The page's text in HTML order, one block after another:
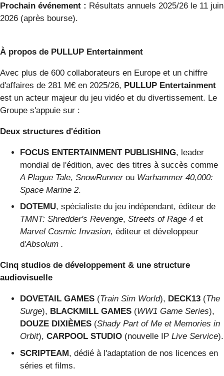
Prochain événement : Résultats annuels 2025/26 le 11 juin
2026 (après bourse).
À propos de PULLUP Entertainment
Avec plus de 600 collaborateurs en Europe et un chiffre
d'affaires de 281 M€ en 2025/26, PULLUP Entertainment
est un acteur majeur du jeu vidéo et du divertissement. Le
Groupe s'appuie sur :
Deux structures d'édition
FOCUS ENTERTAINMENT PUBLISHING, leader
mondial de l'édition, avec des titres à succès comme
A Plague Tale, SnowRunnerou Warhammer 40,000:
Space Marine 2.
DOTEMU, spécialiste du jeu indépendant, éditeur de
TMNT: Shredder's Revenge, Streets of Rage 4 et
Marvel Cosmic Invasion, éditeur et développeur
d'Absolum .
Cinq studios de développement & une structure
audiovisuelle
DOVETAIL GAMES (Train Sim World), DECK13 (The
Surge), BLACKMILL GAMES (WW1 Game Series),
DOUZE DIXIÈMES (Shady Part of Me et Memories in
Orbit), CARPOOL STUDIO (nouvelle IP Live Service).
SCRIPTEAM, dédié à l'adaptation de nos licences en
séries et films.